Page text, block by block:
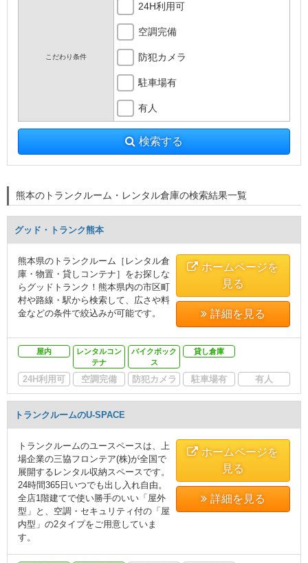
こだわり条件
24H利用可
空調完備
防犯カメラ
駐車場有
有人
検索する
熊本のトランクルーム・レンタル倉庫の検索結果一覧
グッド・トランク熊本
熊本県のトランクルーム［レンタル倉
庫・物置・貸しコンテナ］をお探しな
らグッドトランク！熊本県内の市区町
村や路線・駅から検索して、広さや料
金などの条件で絞込みが可能です。
ホームページを
見る
詳細を見る
屋内
レンタルコン
テナ
バイクボック
ス
貸し倉庫
24H利用可 空調完備 防犯カメラ 駐車場有 有人
トランクルームのU-SPACE
トランクルームのユースペースは、上
場企業の三協フロンテア(株)が全国で
展開するレンタル収納スペースです。
24時間365日いつでも出し入れ自由。
全店1階建てで使い勝手のいい「屋外
型」と、空調・セキュリティ付の「屋
内型」の2タイプをご用意していま
す。
ホームページを
見る
詳細を見る